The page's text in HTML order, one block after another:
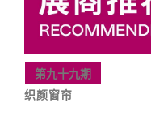
第九十九期
织颜窗帘